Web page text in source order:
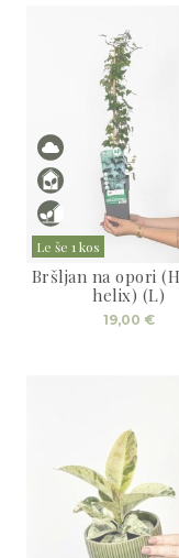
Le še 1 kos
Bršljan na opori
helix) (L)
19,00 €